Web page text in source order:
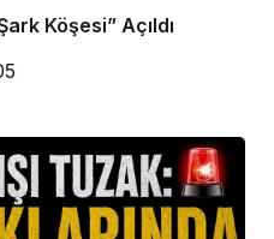
Köşesi” Açıldı